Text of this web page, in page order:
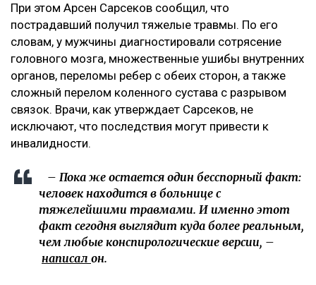
При этом Арсен Сарсеков сообщил, что
пострадавший получил тяжелые травмы. По его
словам, у мужчины диагностировали сотрясение
головного мозга, множественные ушибы внутренних
органов, переломы ребер с обеих сторон, а также
сложный перелом коленного сустава с разрывом
связок. Врачи, как утверждает Сарсеков, не
исключают, что последствия могут привести к
инвалидности.
– Пока же остается один бесспорный факт:
человек находится в больнице с
тяжелейшими травмами. И именно этот
факт сегодня выглядит куда более реальным,
чем любые конспирологические версии, –
написал он.